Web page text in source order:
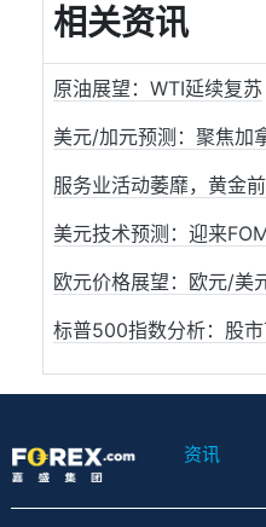
相关资讯
原油展望：WTI延续复苏
美元/加元预测：聚焦加
服务业活动萎靡，黄金
美元技术预测：迎来
欧元价格展望：欧元/美
标普500指数分析：股
资讯